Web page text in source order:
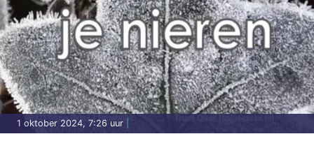
1 oktober 2024, 7:26 uur